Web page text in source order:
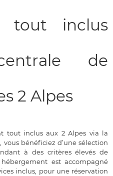
tout inclus
de
2 Alpes
tout inclus aux 2 Alpes via la
bénéficiez d’une sélection
à des critères élevés de
est accompagné
inclus, pour une réservation